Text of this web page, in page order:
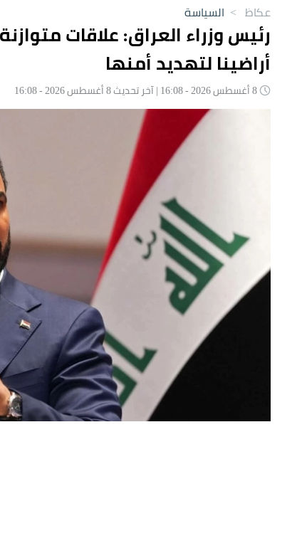
عكاظ > السياسة
رئيس وزراء العراق: علاقات
أراضينا لتهديد أمنها